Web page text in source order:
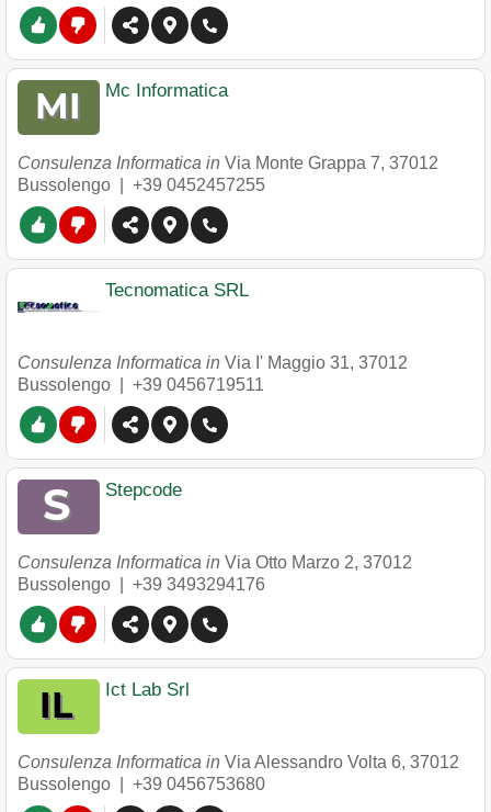
Mc Informatica
Consulenza Informatica in Via Monte Grappa 7, 37012
Bussolengo
+39 0452457255
Tecnomatica SRL
Consulenza Informatica in Via I' Maggio 31, 37012
Bussolengo
+39 0456719511
Stepcode
Consulenza Informatica in Via Otto Marzo 2, 37012
Bussolengo
+39 3493294176
Ict Lab Srl
Consulenza Informatica in Via Alessandro Volta 6, 37012
Bussolengo
+39 0456753680